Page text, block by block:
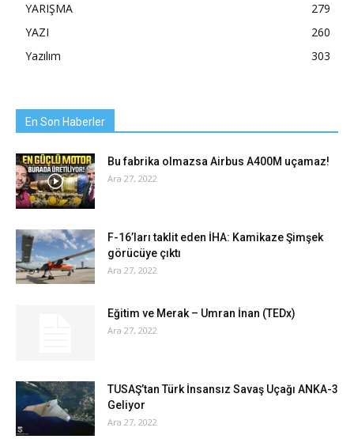
YARIŞMA
279
YAZI
260
Yazılım
303
En Son Haberler
Bu fabrika olmazsa Airbus A400M uçamaz!
Ara 27, 2022
F-16’ları taklit eden İHA: Kamikaze Şimşek
görücüye çıktı
Ara 27, 2022
Eğitim ve Merak – Umran İnan (TEDx)
Ara 27, 2022
TUSAŞ’tan Türk İnsansız Savaş Uçağı ANKA-3
Geliyor
Ara 27, 2022